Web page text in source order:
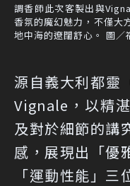
調香師此次客製出與
香氛的魔幻魅力，不僅大
地中海的遼闊舒心。 圖／
源自義大利都
Vignale，以精
及對於細節的講
感，展現出「優
「運動性能」